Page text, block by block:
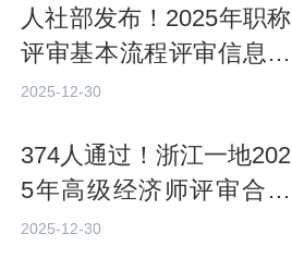
人社部发布！2025年职称
评审基本流程评审信息查
询指南
2025-12-30
374人通过！浙江一地202
5年高级经济师评审合格
名单发布
2025-12-30